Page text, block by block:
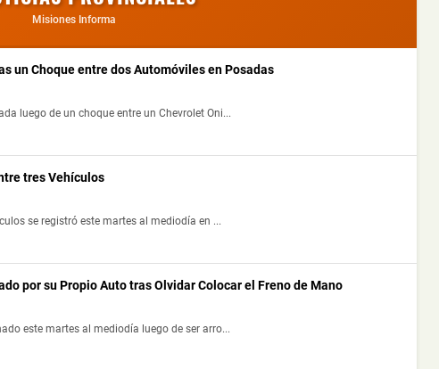
Misiones Informa
un Choque entre dos Automóviles en Posadas
luego de un choque entre un Chevrolet Oni...
tres Vehículos
se registró este martes al mediodía en ...
por su Propio Auto tras Olvidar Colocar el Freno de Mano
este martes al mediodía luego de ser arro...